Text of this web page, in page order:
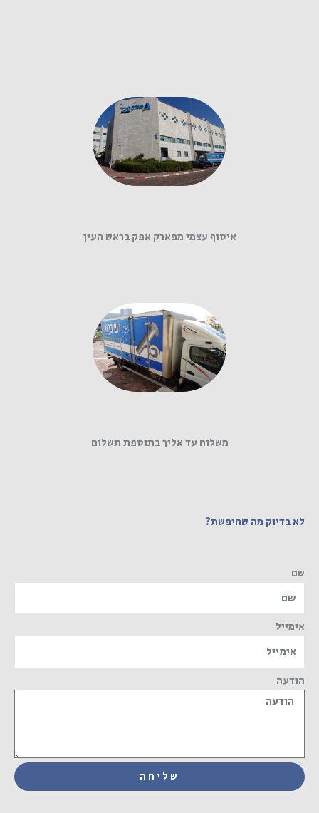
איסוף עצמי מפארק אפק בראש העין
משלוח עד אליך בתוספת תשלום
לא בדיוק מה שחיפשת?
שם
אימייל
הודעה
שליחה